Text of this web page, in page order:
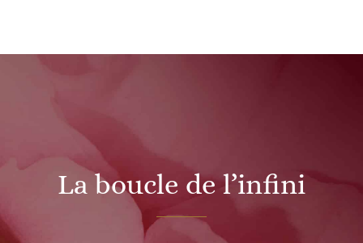
La boucle de l’infini